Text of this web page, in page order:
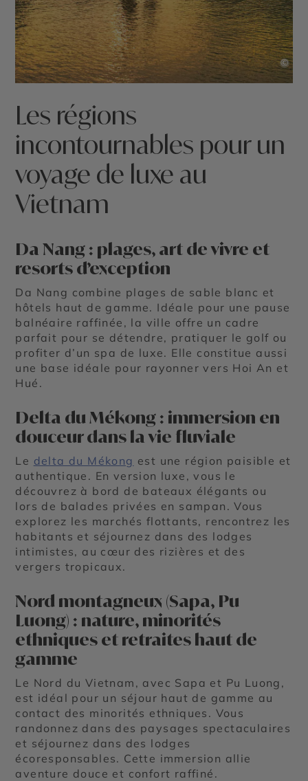
©
Les régions
incontournables pour un
voyage de luxe au
Vietnam
Da Nang : plages, art de vivre et
resorts d’exception
Da Nang combine plages de sable blanc et
hôtels haut de gamme. Idéale pour une pause
balnéaire raffinée, la ville offre un cadre
parfait pour se détendre, pratiquer le golf ou
profiter d’un spa de luxe. Elle constitue aussi
une base idéale pour rayonner vers Hoi An et
Hué.
Delta du Mékong : immersion en
douceur dans la vie fluviale
Le delta du Mékong est une région paisible et
authentique. En version luxe, vous le
découvrez à bord de bateaux élégants ou
lors de balades privées en sampan. Vous
explorez les marchés flottants, rencontrez les
habitants et séjournez dans des lodges
intimistes, au cœur des rizières et des
vergers tropicaux.
Nord montagneux (Sapa, Pu
Luong) : nature, minorités
ethniques et retraites haut de
gamme
Le Nord du Vietnam, avec Sapa et Pu Luong,
est idéal pour un séjour haut de gamme au
contact des minorités ethniques. Vous
randonnez dans des paysages spectaculaires
et séjournez dans des lodges
écoresponsables. Cette immersion allie
aventure douce et confort raffiné.